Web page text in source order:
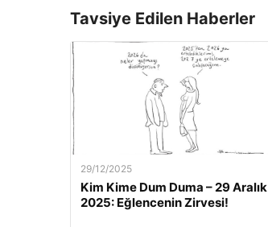
Tavsiye Edilen Haberler
29/12/2025
Kim Kime Dum Duma – 29 Aralık
2025: Eğlencenin Zirvesi!